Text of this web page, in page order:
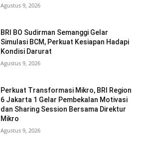
Agustus 9, 2026
BRI BO Sudirman Semanggi Gelar
Simulasi BCM, Perkuat Kesiapan Hadapi
Kondisi Darurat
Agustus 9, 2026
Perkuat Transformasi Mikro, BRI Region
6 Jakarta 1 Gelar Pembekalan Motivasi
dan Sharing Session Bersama Direktur
Mikro
Agustus 9, 2026